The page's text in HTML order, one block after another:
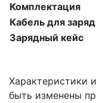
Комплектация
Кабель для
Зарядный кейс
Характеристики
быть изменены